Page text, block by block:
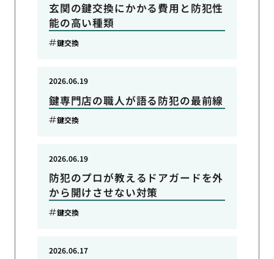
玄関の鍵交換にかかる費用と防犯性
能の高い種類
鍵交換
鍵専門店の職人が語る防犯の最前線
2026.06.19
鍵交換
防犯のプロが教えるドアガードを外
から開けさせない対策
2026.06.19
鍵交換
2026.06.17